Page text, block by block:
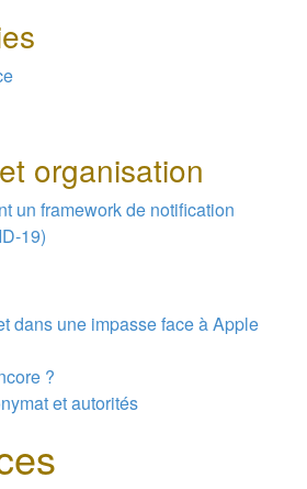
organisation
un framework de notification
19)
dans une impasse face à Apple
?
et autorités